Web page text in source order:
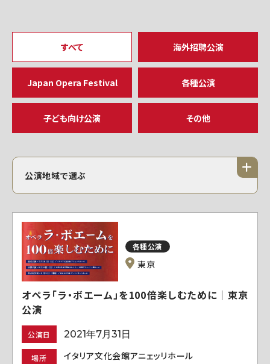
すべて 海外招聘公演
Japan Opera Festival 各種公演
子ども向け公演 その他
公演地域で選ぶ
各種公演
東京
オペラ「ラ・ボエーム」を100倍楽しむために｜東京
公演
公演日 2021年7月31日
場所 イタリア文化会館アニェッリホール